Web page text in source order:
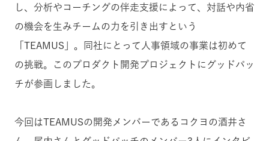
し、分析やコーチングの伴走支援によって、対話や内省
の機会を生みチームの力を引き出すという
「TEAMUS」。同社にとって人事領域の事業は初めて
の挑戦。このプロダクト開発プロジェクトにグッドパッ
チが参画しました。
今回はTEAMUSの開発メンバーであるコクヨの酒井さ